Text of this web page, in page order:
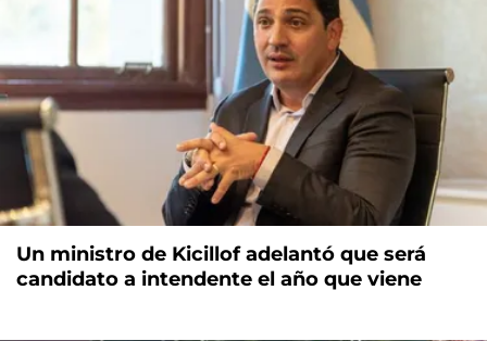
Un ministro de Kicillof adelantó que será
candidato a intendente el año que viene